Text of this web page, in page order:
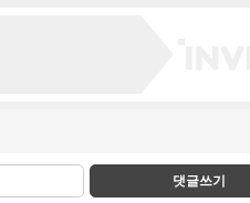
댓글쓰기